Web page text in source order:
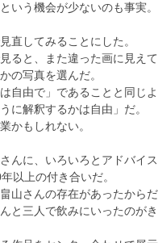
いう機会が少ないのも事実。
直してみることにした。
ると、また違った画に見えて
の写真を選んだ。
自由で」であることと同じよ
に解釈するかは自由」だ。
かもしれない。
んに、いろいろとアドバイス
以上の付き合いだ。
山さんの存在があったからだ
と三人で飲みにいったのがき